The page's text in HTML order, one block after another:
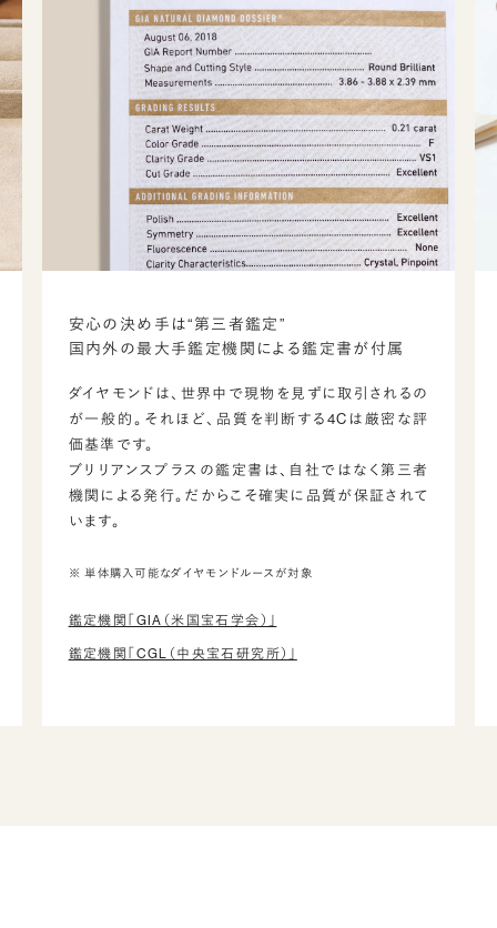
安心の決め手は“第三者鑑定”
国内外の最大手鑑定機関による鑑定書が付属
ダイヤモンドは、世界中で現物を見ずに取引されるの
が一般的。それほど、品質を判断する4Cは厳密な評
価基準です。
ブリリアンスプラスの鑑定書は、自社ではなく第三者
機関による発行。だからこそ確実に品質が保証されて
います。
※ 単体購入可能なダイヤモンドルースが対象
鑑定機関「GIA（米国宝石学会）」
鑑定機関「CGL（中央宝石研究所）」